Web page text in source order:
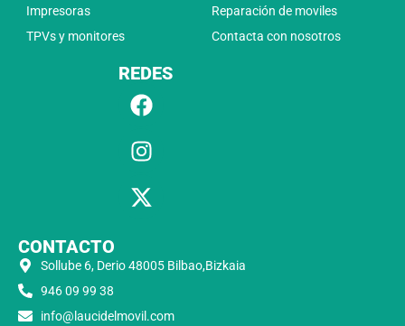
Impresoras
TPVs y monitores
Reparación de moviles
Contacta con nosotros
REDES
CONTACTO
Sollube 6, Derio 48005 Bilbao,Bizkaia
946 09 99 38
info@laucidelmovil.com